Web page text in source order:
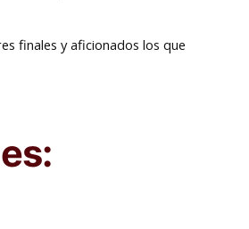
finales y aficionados los que